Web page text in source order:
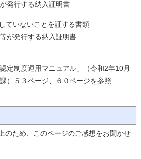
する納入証明書
いないことを証する書類
行する納入証明書
制度運用マニュアル」（令和2年10月
）
５３ページ、６０ページを参照
のため、このページのご感想をお聞かせ